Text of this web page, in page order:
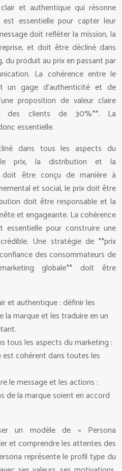
et authentique qui résonne
essentielle pour capter leur
doit refléter la mission, la
et doit être décliné dans
du produit au prix en passant par
La cohérence entre le
un gage d’authenticité et de
proposition de valeur claire
des clients de 30%**. La
essentielle.
dans tous les aspects du
prix, la distribution et la
doit être conçu de manière à
et social, le prix doit être
doit être responsable et la
et engageante. La cohérence
pour construire une
Une stratégie de **prix
des consommateurs de
globale** doit être
et authentique : définir les
la marque et les traduire en un
tous les aspects du marketing :
est cohérent dans toutes les
le message et les actions :
de la marque soient en accord
un modèle de « Persona
et comprendre les attentes des
représente le profil type du